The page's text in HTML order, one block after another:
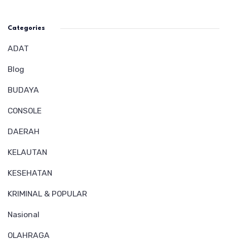
Categories
ADAT
Blog
BUDAYA
CONSOLE
DAERAH
KELAUTAN
KESEHATAN
KRIMINAL & POPULAR
Nasional
OLAHRAGA